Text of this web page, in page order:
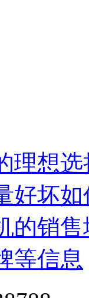
理想选
好坏
的销
等信息